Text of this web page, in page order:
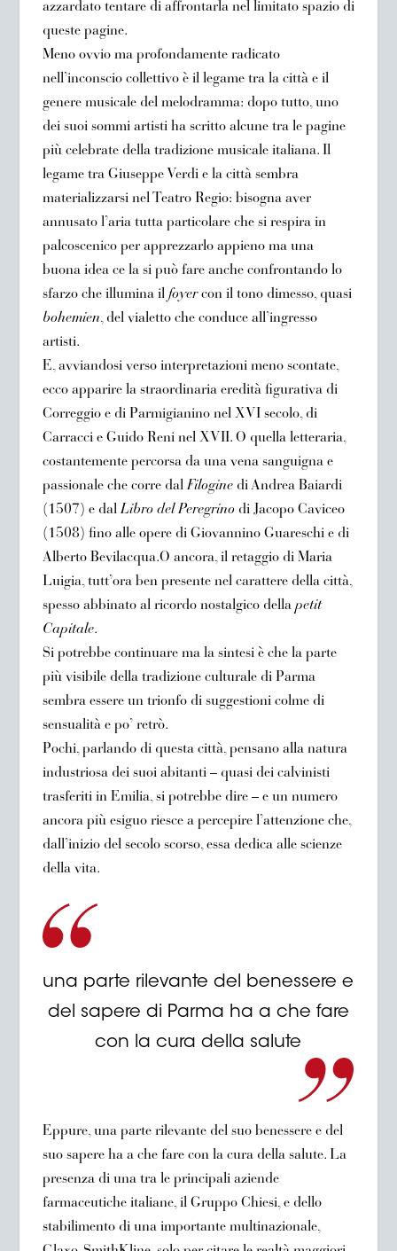
azzardato tentare di affrontarla nel limitato spazio di
queste pagine.
Meno ovvio ma profondamente radicato
nell’inconscio collettivo è il legame tra la città e il
genere musicale del melodramma: dopo tutto, uno
dei suoi sommi artisti ha scritto alcune tra le pagine
più celebrate della tradizione musicale italiana. Il
legame tra Giuseppe Verdi e la città sembra
materializzarsi nel Teatro Regio: bisogna aver
annusato l’aria tutta particolare che si respira in
palcoscenico per apprezzarlo appieno ma una
buona idea ce la si può fare anche confrontando lo
sfarzo che illumina il foyer con il tono dimesso, quasi
bohemien, del vialetto che conduce all’ingresso
artisti.
E, avviandosi verso interpretazioni meno scontate,
ecco apparire la straordinaria eredità figurativa di
Correggio e di Parmigianino nel XVI secolo, di
Carracci e Guido Reni nel XVII. O quella letteraria,
costantemente percorsa da una vena sanguigna e
passionale che corre dalFilogine di Andrea Baiardi
(1507) e dalLibro del Peregrino di Jacopo Caviceo
(1508) fino alle opere di Giovannino Guareschi e di
Alberto Bevilacqua.O ancora, il retaggio di Maria
Luigia, tutt’ora ben presente nel carattere della città,
spesso abbinato al ricordo nostalgico della petit
Capitale.
Si potrebbe continuare ma la sintesi è che la parte
più visibile della tradizione culturale di Parma
sembra essere un trionfo di suggestioni colme di
sensualità e po’ retrò.
Pochi, parlando di questa città, pensano alla natura
industriosa dei suoi abitanti – quasi dei calvinisti
trasferiti in Emilia, si potrebbe dire – e un numero
ancora più esiguo riesce a percepire l’attenzione che,
dall’inizio del secolo scorso, essa dedica alle scienze
della vita.
una parte rilevante del benessere e
del sapere di Parma ha a che fare
con la cura della salute
Eppure, una parte rilevante del suo benessere e del
suo sapere ha a che fare con la cura della salute. La
presenza di una tra le principali aziende
farmaceutiche italiane, il Gruppo Chiesi, e dello
stabilimento di una importante multinazionale,